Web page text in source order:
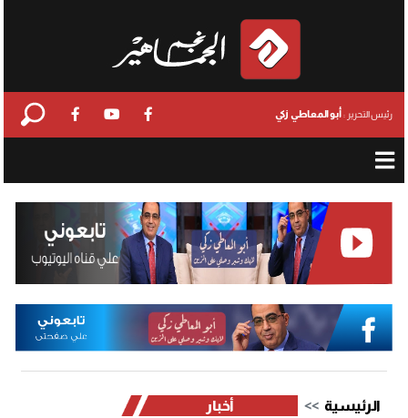
رئيس التحرير : أبو المعاطي زكي
الرئيسية أخبار